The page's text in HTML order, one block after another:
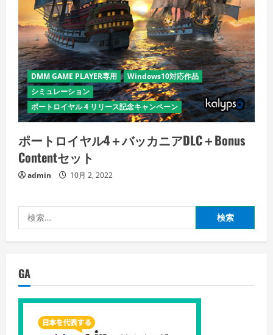
DMM GAME PLAYER専用
Windows10対応作品
シミュレーション
ポートロイヤル 4 リリース記念キャンペーン
ポートロイヤル4＋バッカニアDLC＋Bonus
Contentセット
admin 10月 2, 2022
索:
GA